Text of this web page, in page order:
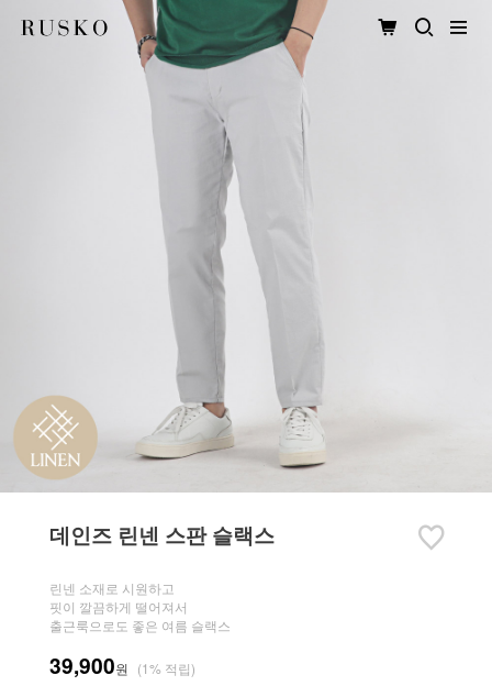
데인즈 린넨 스판 슬랙스
린넨 소재로 시원하고
핏이 깔끔하게 떨어져서
출근룩으로도 좋은 여름 슬랙스
39,900원 (1% 적립)